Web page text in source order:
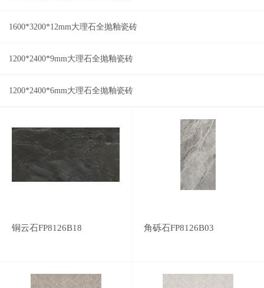
1600*3200*12mm大理石全抛釉瓷砖
1200*2400*9mm大理石全抛釉瓷砖
1200*2400*6mm大理石全抛釉瓷砖
铜云石FP8126B18 角砾石FP8126B03